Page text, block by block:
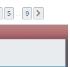
5 9